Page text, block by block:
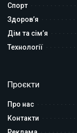
Спорт
Здоров’я
Дім та сім’я
Технології
Проєкти
Про нас
Контакти